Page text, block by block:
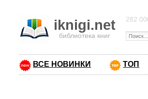
iknigi.net
библиотека книг
282
ВСЕ НОВИНКИ ТОП